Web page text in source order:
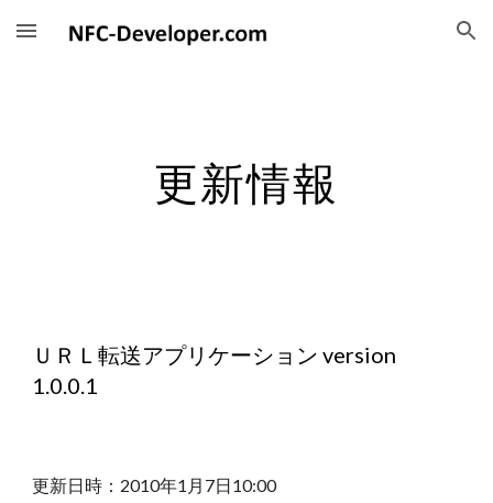
Skip to main content Skip to navigation
更新情報
ＵＲＬ転送アプリケーション version
1.0.0.1
更新日時：2010年1月7日10:00